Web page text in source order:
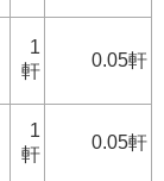
1
軒
0.05軒
1
軒
0.05軒